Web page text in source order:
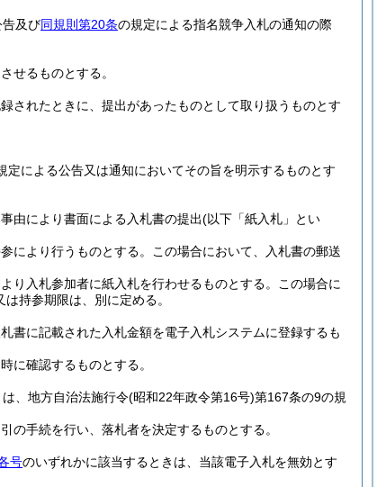
及び同規則第20条の規定による指名競争入札の通知の際
せるものとする。
されたときに、提出があったものとして取り扱うものとす
定による公告又は通知においてその旨を明示するものとす
由により書面による入札書の提出(以下「紙入札」とい
により行うものとする。
この場合において、入札書の郵送
り入札参加者に紙入札を行わせるものとする。
この場合に
持参期限は、別に定める。
書に記載された入札金額を電子入札システムに登録するも
に確認するものとする。
、地方自治法施行令(昭和22年政令第16号)第167条の9の規
の手続を行い、落札者を決定するものとする。
号のいずれかに該当するときは、当該電子入札を無効とす